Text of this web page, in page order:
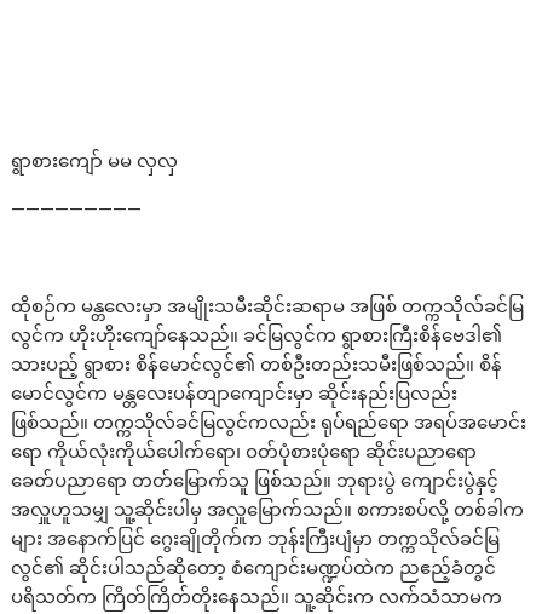
ရွာစားကျော် မမ လှလှ
—————————
ထိုစဉ်က မန္တလေးမှာ အမျိုးသမီးဆိုင်းဆရာမ အဖြစ် တက္ကသိုလ်ခင်မြ
လွင်က ဟိုးဟိုးကျော်နေသည်။ ခင်မြလွင်က ရွာစားကြီးစိန်ဗေဒါ၏
သားပည့် ရွာစား စိန်မောင်လွင်၏ တစ်ဦးတည်းသမီးဖြစ်သည်။ စိန်
မောင်လွင်က မန္တလေးပန်တျာကျောင်းမှာ ဆိုင်းနည်းပြလည်း
ဖြစ်သည်။ တက္ကသိုလ်ခင်မြလွင်ကလည်း ရုပ်ရည်ရော အရပ်အမောင်း
ရော ကိုယ်လုံးကိုယ်ပေါက်ရော၊ ဝတ်ပုံစားပုံရော ဆိုင်းပညာရော
ခေတ်ပညာရော တတ်မြောက်သူ ဖြစ်သည်။ ဘုရားပွဲ ကျောင်းပွဲနှင့်
အလှူဟူသမျှ သူ့ဆိုင်းပါမှ အလှူမြောက်သည်။ စကားစပ်လို့ တစ်ခါက
များ အနောက်ပြင် ဂွေးချိုတိုက်က ဘုန်းကြီးပျံမှာ တက္ကသိုလ်ခင်မြ
လွင်၏ ဆိုင်းပါသည်ဆိုတော့ စံကျောင်းမဏ္ဍပ်ထဲက ညဧည့်ခံတွင်
ပရိသတ်က ကြိတ်ကြိတ်တိုးနေသည်။ သူ့ဆိုင်းက လက်သံသာမက